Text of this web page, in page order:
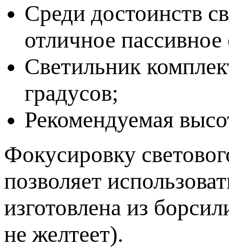
Среди достоинств
отличное
Светильник
градусов;
Рекомендуемая
Фокусировку
позволяет
изготовлена из
не желтеет).